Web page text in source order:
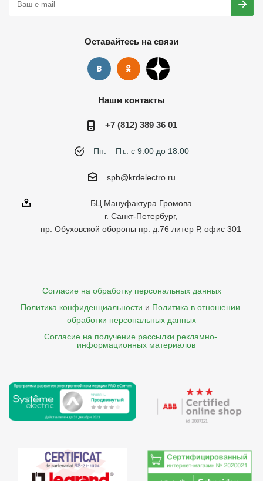
Оставайтесь на связи
Наши контакты
+7 (812) 389 36 01
Пн. – Пт.: с 9:00 до 18:00
spb@krdelectro.ru
БЦ Мануфактура Громова
г. Санкт-Петербург,
пр. Обуховской обороны пр. д.76 литер Р, офис 301
Согласие на обработку персональных данных
Политика конфиденциальности и Политика в отношении
обработки персональных данных
Согласие на получение рассылки рекламно-
    информационных материалов